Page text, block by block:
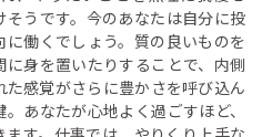
うです。今のあなたは自分に投
働くでしょう。質の良いものを
身を置いたりすることで、内側
感覚がさらに豊かさを呼び込ん
あなたが心地よく過ごすほど、